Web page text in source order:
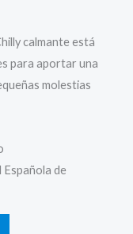
calmante está
para aportar una
molestias
Española de